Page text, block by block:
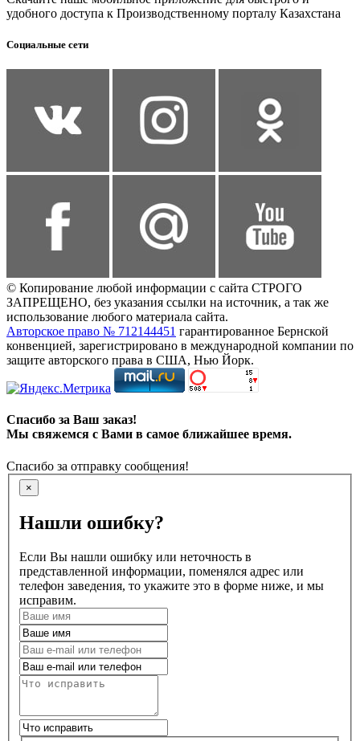
удобного доступа к Производственному порталу Казахстана
Социальные сети
© Копирование любой информации с сайта СТРОГО
ЗАПРЕЩЕНО, без указания ссылки на источник, а так же
использование любого материала сайта.
Авторское право № 712144451 гарантированное Бернской
конвенцией, зарегистрировано в международной компании по
защите авторского права в США, Нью Йорк.
Спасибо за Ваш заказ!
Мы свяжемся с Вами в самое ближайшее время.
Спасибо за отправку сообщения!
×
Нашли ошибку?
Если Вы нашли ошибку или неточность в
представленной информации, поменялся адрес или
телефон заведения, то укажите это в форме ниже, и мы
исправим.